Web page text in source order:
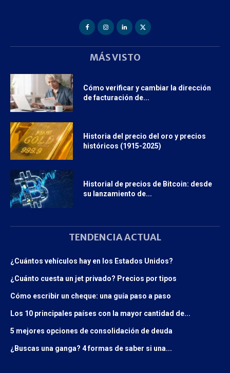
MÁS VISTO
Cómo verificar y cambiar la dirección
de facturación de...
Historia del precio del oro y precios
históricos (1915-2025)
Historial de precios de Bitcoin: desde
su lanzamiento de...
TENDENCIA ACTUAL
¿Cuántos vehículos hay en los Estados Unidos?
¿Cuánto cuesta un jet privado? Precios por tipos
Cómo escribir un cheque: una guía paso a paso
Los 10 principales países con la mayor cantidad de...
5 mejores opciones de consolidación de deuda
¿Buscas una ganga? 4 formas de saber si una...